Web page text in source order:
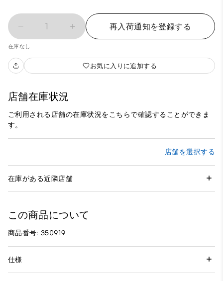
1 再入荷通知を登録する
在庫なし
お気に入りに追加する
店舗在庫状況
ご利用される店舗の在庫状況をこちらで確認することができま
す。
店舗を選択する
在庫がある近隣店舗
この商品について
商品番号: 350919
仕様